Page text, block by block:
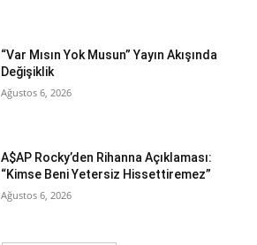
“Var Mısın Yok Musun” Yayın Akışında
Değişiklik
Ağustos 6, 2026
A$AP Rocky’den Rihanna Açıklaması:
“Kimse Beni Yetersiz Hissettiremez”
Ağustos 6, 2026